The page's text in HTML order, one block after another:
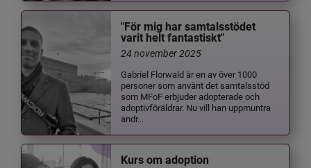
"För mig har samtalsstödet
varit helt fantastiskt"
24 november 2025
Gabriel Florwald är en av över 1000
personer som använt det samtalsstöd
som MFoF erbjuder adopterade och
adoptivföräldrar. Nu vill han uppmuntra
andr...
Kurs om adoption